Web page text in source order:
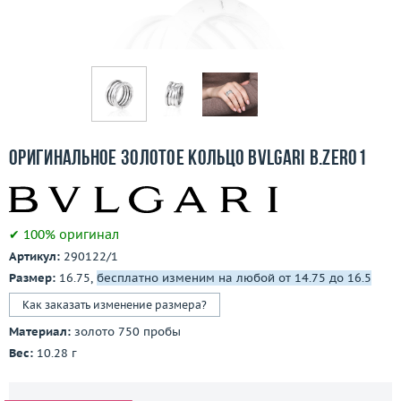
Заказать звонок
Оригинальное золотое кольцо Bvlgari B.Zero1
✔ 100% оригинал
Артикул: 290122/1
Размер: 16.75, бесплатно изменим на любой от 14.75 до 16.5
Как заказать изменение размера?
Материал: золото 750 пробы
Вес: 10.28 г